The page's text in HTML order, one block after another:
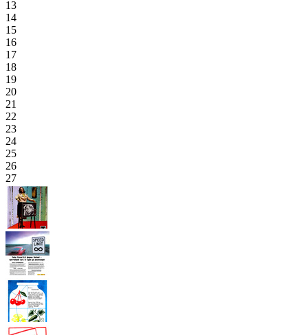
13
14
15
16
17
18
19
20
21
22
23
24
25
26
27